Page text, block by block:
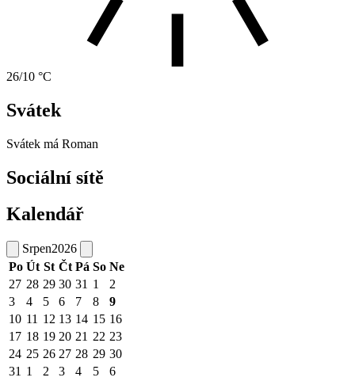
26/10 °C
Svátek
Svátek má Roman
Sociální sítě
Kalendář
Srpen2026
Po Út St Čt Pá So Ne
27 28 29 30 31 1
2
3
4 5 6 7 8
9
10 11 12 13 14 15 16
17 18 19 20 21 22 23
24 25 26 27 28 29 30
31 1 2 3 4 5 6